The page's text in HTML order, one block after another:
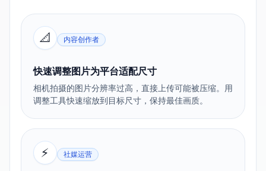
📐 内容创作者
快速调整图片为平台适配尺寸
相机拍摄的图片分辨率过高，直接上传可能被压缩。用
调整工具快速缩放到目标尺寸，保持最佳画质。
⚡ 社媒运营